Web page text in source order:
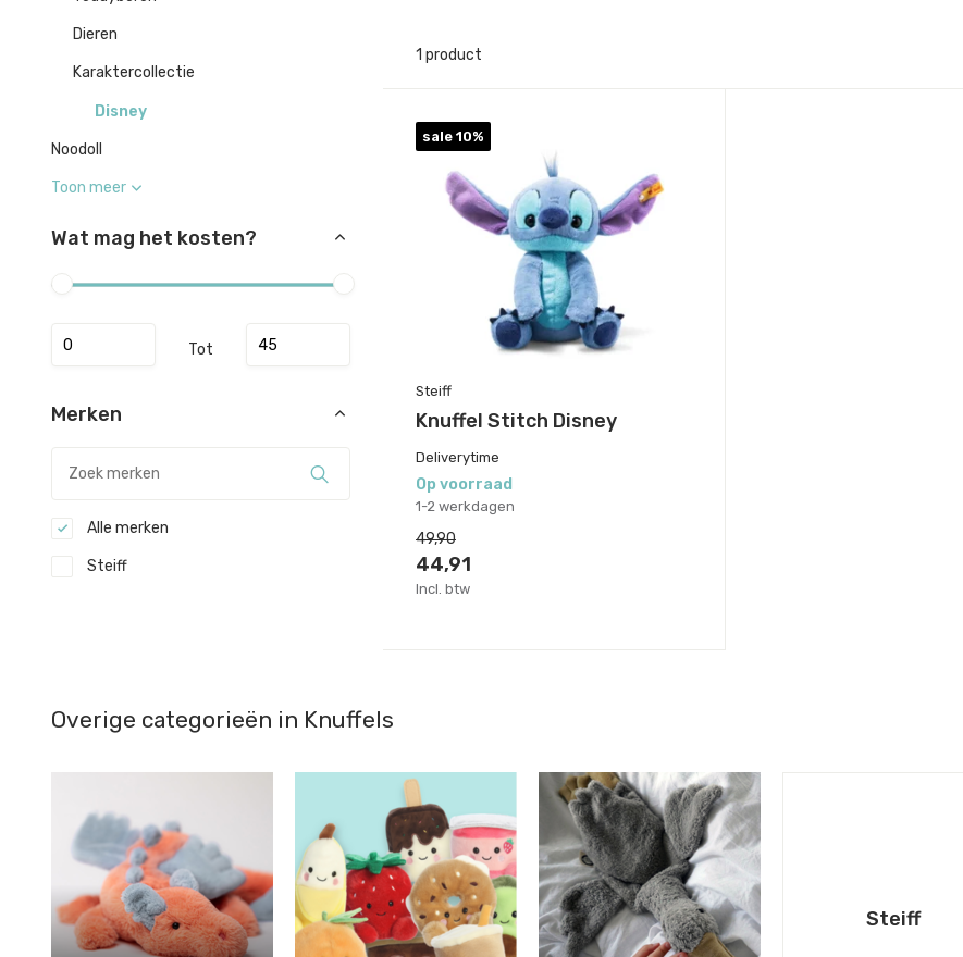
Dieren
Karaktercollectie
Disney
Noodoll
Toon meer
Wat mag het kosten?
Tot
Merken
Alle merken
Steiff
1 product
sale 10%
Steiff
Knuffel Stitch Disney
Deliverytime
Op voorraad
1-2 werkdagen
49,90
44,91
Incl. btw
Overige categorieën in Knuffels
Steiff